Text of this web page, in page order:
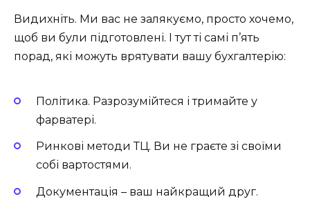
Видихніть. Ми вас не залякуємо, просто хочемо,
щоб ви були підготовлені. І тут ті самі п’ять
порад, які можуть врятувати вашу бухгалтерію:
Політика. Разрозумійтеся і тримайте у
фарватері.
Ринкові методи ТЦ. Ви не граєте зі своїми
собі вартостями.
Документація – ваш найкращий друг.